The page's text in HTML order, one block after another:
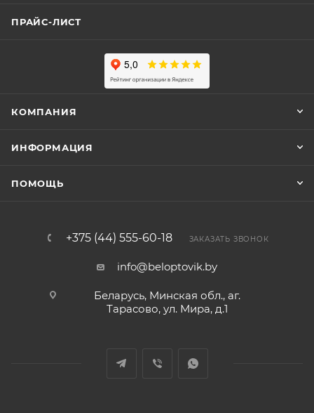
ПРАЙС-ЛИСТ
КОМПАНИЯ
ИНФОРМАЦИЯ
ПОМОЩЬ
+375 (44) 555-60-18 ЗАКАЗАТЬ ЗВОНОК
info@beloptovik.by
Беларусь, Минская обл., аг.
Тарасово, ул. Мира, д.1